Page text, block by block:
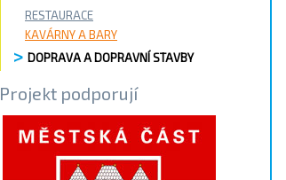
RESTAURACE
KAVÁRNY A BARY
DOPRAVA A DOPRAVNÍ STAVBY
Projekt podporují